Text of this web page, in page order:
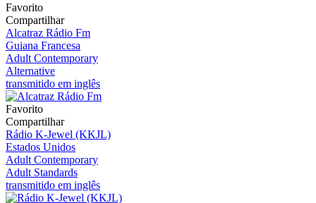
Favorito
Compartilhar
Alcatraz Rádio Fm
Guiana Francesa
Adult Contemporary
Alternative
transmitido em inglês
Favorito
Compartilhar
Rádio K-Jewel (KKJL)
Estados Unidos
Adult Contemporary
Adult Standards
transmitido em inglês